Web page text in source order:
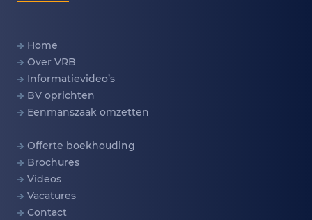
Home
Over VRB
Informatievideo’s
BV oprichten
Eenmanszaak omzetten
Offerte boekhouding
Brochures
Videos
Vacatures
Contact